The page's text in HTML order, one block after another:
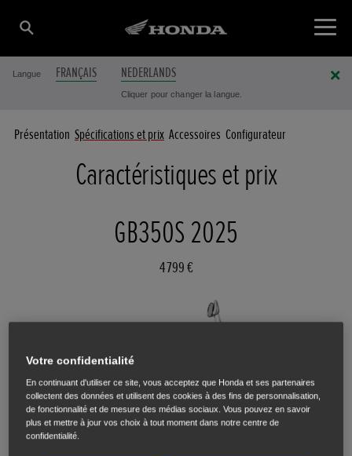
Langue FRANÇAIS NEDERLANDS
Cliquer pour changer la langue.
Présentation Spécifications et prix Accessoires Configurateur
Caractéristiques et prix
GB350S 2025
4 799 €
Votre confidentialité
En continuant d'utiliser ce site, vous acceptez que Honda et ses partenaires
collectent des données et utilisent des cookies à des fins de personnalisation,
de fonctionnalité et de mesure des médias sociaux. Vous pouvez en savoir
plus et mettre à jour vos choix à tout moment dans notre centre de
confidentialité.